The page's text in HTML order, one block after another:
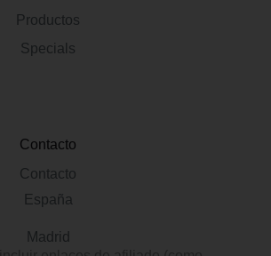
Productos
Specials
Contacto
Contacto
España
Madrid